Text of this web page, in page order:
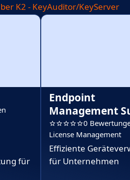
K2 - KeyAuditor/KeyServer
für
Endpoint
Management
0
License Management
Effiziente
für Unternehmen